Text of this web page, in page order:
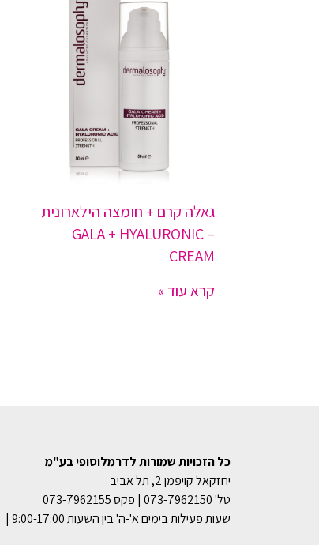
גאלה קרם + חומצה הילארונית
– GALA + HYALURONIC
CREAM
קרא עוד »
כל הזכויות שמורות לדרמלוסופי בע"מ
יחזקאל קויפמן 2, תל אביב
טל' 073-7962150 | פקס 073-7962155
שעות פעילות בימים א'-ה' בין השעות 9:00-17:00 |